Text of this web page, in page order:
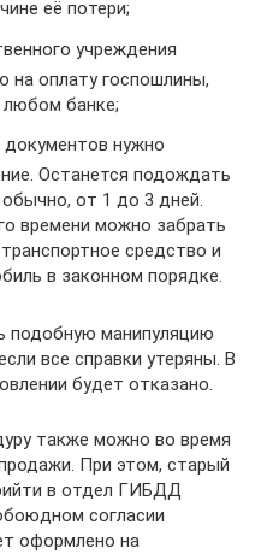
её потери;
учреждения
на оплату госпошлины,
банке;
документов нужно
Останется подождать
от 1 до 3 дней.
времени можно забрать
средство и
в законном порядке.
подобную манипуляцию
все справки утеряны. В
будет отказано.
также можно во время
При этом, старый
в отдел ГИБДД
согласии
оформлено на